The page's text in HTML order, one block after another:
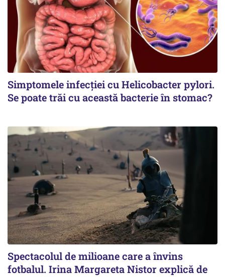
Simptomele infecției cu Helicobacter pylori.
Se poate trăi cu această bacterie în stomac?
Spectacolul de milioane care a învins
fotbalul. Irina Margareta Nistor explică de